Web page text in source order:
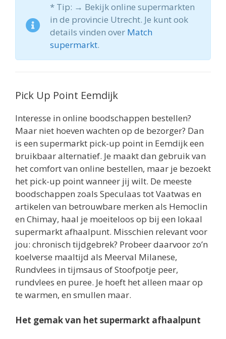
* Tip: → Bekijk online supermarkten
in de provincie Utrecht. Je kunt ook
details vinden over Match
supermarkt.
Pick Up Point Eemdijk
Interesse in online boodschappen bestellen?
Maar niet hoeven wachten op de bezorger? Dan
is een supermarkt pick-up point in Eemdijk een
bruikbaar alternatief. Je maakt dan gebruik van
het comfort van online bestellen, maar je bezoekt
het pick-up point wanneer jij wilt. De meeste
boodschappen zoals Speculaas tot Vaatwas en
artikelen van betrouwbare merken als Hemoclin
en Chimay, haal je moeiteloos op bij een lokaal
supermarkt afhaalpunt. Misschien relevant voor
jou: chronisch tijdgebrek? Probeer daarvoor zo’n
koelverse maaltijd als Meerval Milanese,
Rundvlees in tijmsaus of Stoofpotje peer,
rundvlees en puree. Je hoeft het alleen maar op
te warmen, en smullen maar.
Het gemak van het supermarkt afhaalpunt